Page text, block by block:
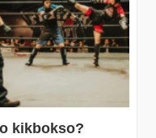
kikbokso?